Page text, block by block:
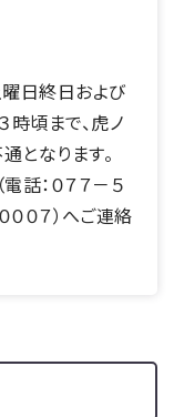
日終日および
時頃まで、虎ノ
となります。
話：０７７－５
００７）へご連絡